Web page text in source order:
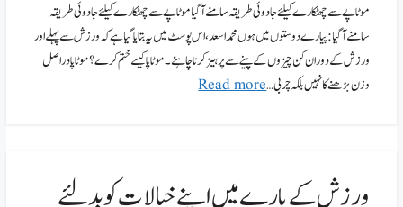
موٹاپے سے چھٹکارے کیلئے جادوئی طریقہ سامنے آگیا موٹاپے سے چھٹکارے کیلئے جادوئی طریقہ
سامنے آگیا:پیارے دوستوں میں ہوں محمد اسعد، اس پوسٹ میں یہ بتایا گیا ہے کہ ورزش سےپہلے اور
ورزش کے دوران کن چیزوں کے پینے سے پرہیز کرنا چاہئے۔ موٹاپا کیسے ختم کرے؟ موٹاپا دراصل
وزن بڑھنے کا نہیں بلکہ چربی …Read more
ورزش کے بارے میں اپنے خیالات کو بدلئے